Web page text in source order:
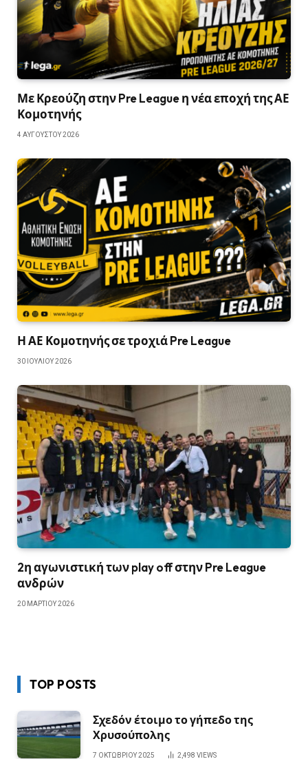
Με Κρεούζη στην Pre League η νέα εποχή της ΑΕ
Κομοτηνής
4 ΑΥΓΟΎΣΤΟΥ 2026
Η ΑΕ Κομοτηνής σε τροχιά Pre League
30 ΙΟΥΛΊΟΥ 2026
2η αγωνιστική των play off στην Pre League
ανδρών
20 ΜΑΡΤΊΟΥ 2026
TOP POSTS
Σχεδόν έτοιμο το γήπεδο της
Χρυσούπολης
7 ΟΚΤΩΒΡΊΟΥ 2025 2,498 VIEWS